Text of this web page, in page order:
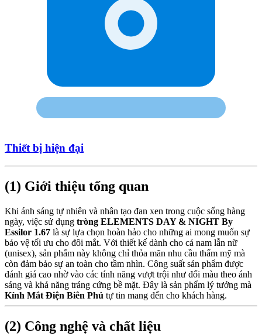
Thiết bị hiện đại
(1) Giới thiệu tổng quan
Khi ánh sáng tự nhiên và nhân tạo đan xen trong cuộc sống hàng
ngày, việc sử dụng tròng ELEMENTS DAY & NIGHT By
Essilor 1.67 là sự lựa chọn hoàn hảo cho những ai mong muốn sự
bảo vệ tối ưu cho đôi mắt. Với thiết kế dành cho cả nam lẫn nữ
(unisex), sản phẩm này không chỉ thỏa mãn nhu cầu thẩm mỹ mà
còn đảm bảo sự an toàn cho tầm nhìn. Công suất sản phẩm được
đánh giá cao nhờ vào các tính năng vượt trội như đổi màu theo ánh
sáng và khả năng tráng cứng bề mặt. Đây là sản phẩm lý tưởng mà
Kính Mắt Điện Biên Phủ tự tin mang đến cho khách hàng.
(2) Công nghệ và chất liệu